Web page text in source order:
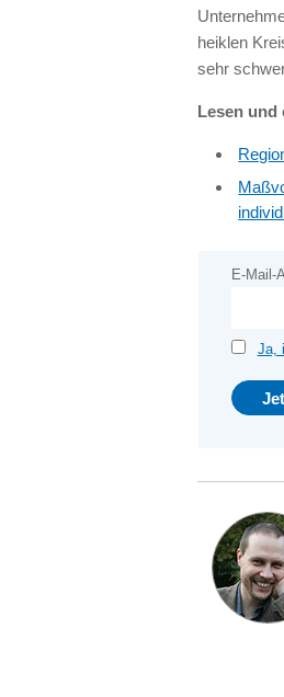
heiklen
sehr
Lesen und
E-Mail-
Ja,